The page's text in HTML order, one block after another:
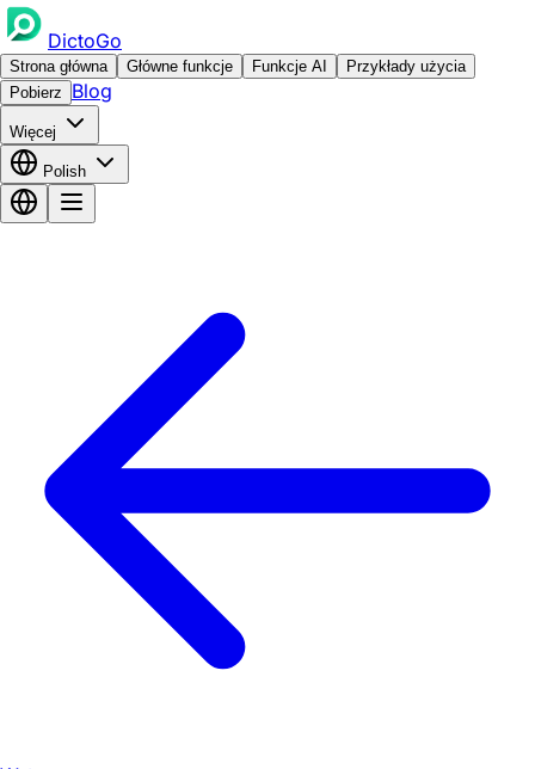
DictoGo
Strona główna Główne funkcje Funkcje AI
Przykłady użycia
Pobierz
Blog
Więcej
Polish